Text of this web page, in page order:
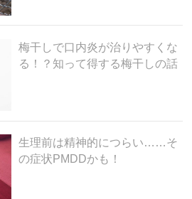
梅干しで口内炎が治りやすくな
る！？知って得する梅干しの話
生理前は精神的につらい……そ
の症状PMDDかも！